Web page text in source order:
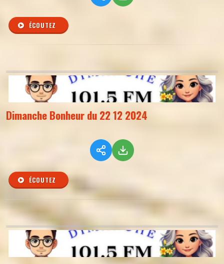
ÉCOUTEZ
Dimanche Bonheur du 22 12 2024
ÉCOUTEZ